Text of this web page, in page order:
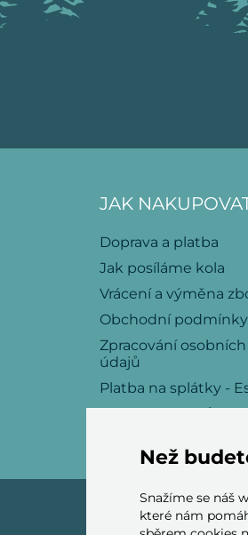
JAK
Doprava a platba
Jak posíláme kola
Vrácení a výměna
Obchodní podmínky
Zpracování osobních
údajů
Platba na splátky -
Politika souborů
Než
Snažíme se náš
které nám